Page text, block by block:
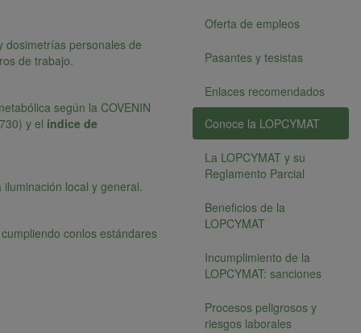
dosimetrías personales de
de trabajo.
según la COVENIN
y el índice de
local y general.
conlos estándares
Oferta de empleos
Pasantes y tesistas
Enlaces recomendados
Conoce la LOPCYMAT
La LOPCYMAT y su
Reglamento Parcial
Beneficios de la
LOPCYMAT
Incumplimiento de la
LOPCYMAT: sanciones
Procesos peligrosos y
riesgos laborales